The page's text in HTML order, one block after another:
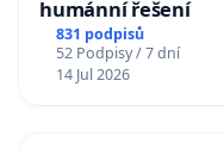
humánní řešení
831 podpisů
52 Podpisy / 7 dní
14 Jul 2026